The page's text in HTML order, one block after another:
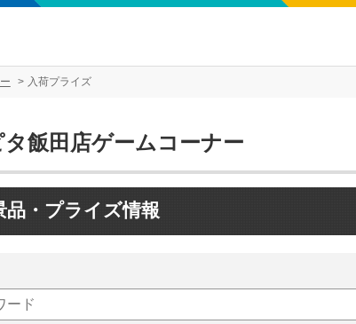
入荷プライズ
飯田店ゲームコーナー
品・プライズ情報